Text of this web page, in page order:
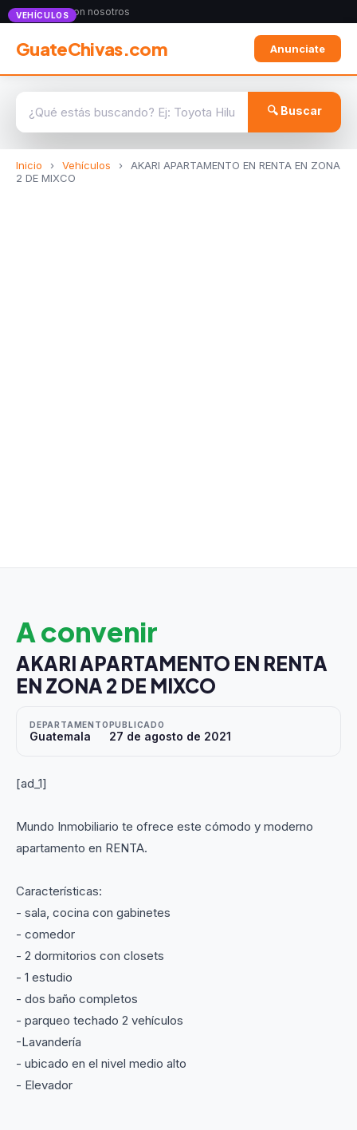
Anunciate con nosotros
GuateChivas.com Anunciate
🔍 Buscar
Inicio › Vehículos ›
AKARI APARTAMENTO EN RENTA EN ZONA
2 DE MIXCO
VEHÍCULOS
A convenir
AKARI APARTAMENTO EN RENTA
EN ZONA 2 DE MIXCO
DEPARTAMENTO
Guatemala
PUBLICADO
27 de agosto de 2021
[ad_1]
Mundo Inmobiliario te ofrece este cómodo y moderno
apartamento en RENTA.
Características:
- sala, cocina con gabinetes
- comedor
- 2 dormitorios con closets
- 1 estudio
- dos baño completos
- parqueo techado 2 vehículos
-Lavandería
- ubicado en el nivel medio alto
- Elevador